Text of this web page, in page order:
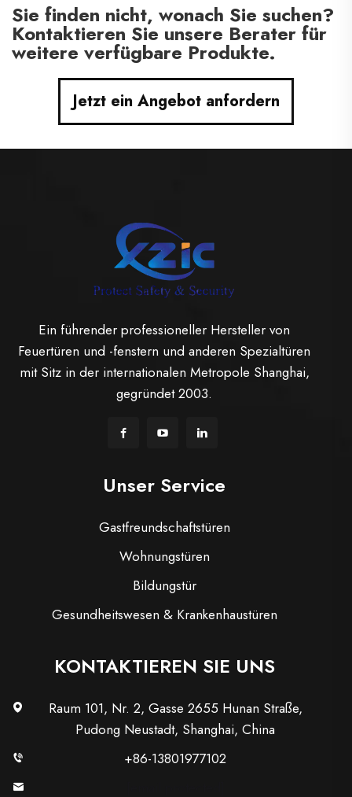
Sie finden nicht, wonach Sie suchen?
Kontaktieren Sie unsere Berater für
weitere verfügbare Produkte.
Jetzt ein Angebot anfordern
Ein führender professioneller Hersteller von
Feuertüren und -fenstern und anderen Spezialtüren
mit Sitz in der internationalen Metropole Shanghai,
gegründet 2003.
Unser Service
Gastfreundschaftstüren
Wohnungstüren
Bildungstür
Gesundheitswesen & Krankenhaustüren
KONTAKTIEREN SIE UNS
Raum 101, Nr. 2, Gasse 2655 Hunan Straße,
Pudong Neustadt, Shanghai, China
+86-13801977102